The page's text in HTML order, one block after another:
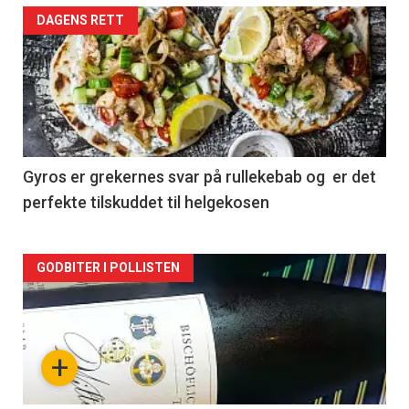
Forsiden
akkurat
nå
-
2
DAGENS RETT
Gyros er grekernes svar på rullekebab og er det
perfekte tilskuddet til helgekosen
Forsiden
akkurat
nå+
GODBITER I POLLISTEN